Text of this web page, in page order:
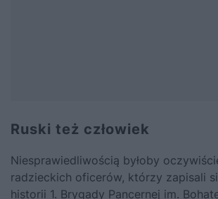
Ruski też człowiek
Niesprawiedliwością byłoby
radzieckich oficerów, którzy zapisali
historii 1. Brygady Pancernej im.